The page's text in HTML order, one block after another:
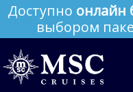
Доступно онлайн
выбором